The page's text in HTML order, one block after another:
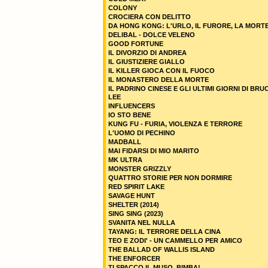
COLONY
CROCIERA CON DELITTO
DA HONG KONG: L'URLO, IL FURORE, LA
DELIBAL - DOLCE VELENO
GOOD FORTUNE
IL DIVORZIO DI ANDREA
IL GIUSTIZIERE GIALLO
IL KILLER GIOCA CON IL FUOCO
IL MONASTERO DELLA MORTE
IL PADRINO CINESE E GLI ULTIMI GIORNI DI
LEE
INFLUENCERS
IO STO BENE
KUNG FU - FURIA, VIOLENZA E TERRORE
L'UOMO DI PECHINO
MADBALL
MAI FIDARSI DI MIO MARITO
MK ULTRA
MONSTER GRIZZLY
QUATTRO STORIE PER NON DORMIRE
RED SPIRIT LAKE
SAVAGE HUNT
SHELTER (2014)
SING SING (2023)
SVANITA NEL NULLA
TAYANG: IL TERRORE DELLA CINA
TEO E ZODI' - UN CAMMELLO PER AMICO
THE BALLAD OF WALLIS ISLAND
THE ENFORCER